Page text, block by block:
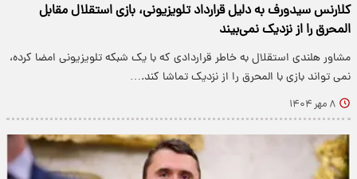
کلارنس سیدورف به دلیل قرارداد تلویزیونی، بازی استقلال مقابل
المحرق را از نزدیک نمی‌بیند
مشاور هلندی استقلال به خاطر قراردادی که با یک شبکه تلویزیونی امضا کرده،
نمی تواند بازی با المحرق را از نزدیک تماشا کند.…
۸ مهر ۱۴۰۴